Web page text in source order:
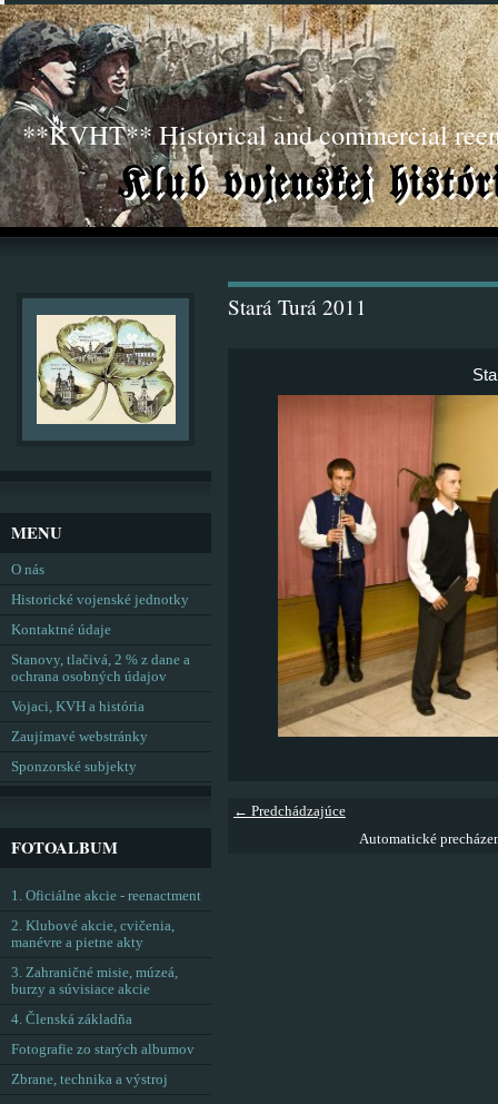
**KVHT** Historical and commercial
Stará Turá 2011
← Predchádzajúce
Automatické
MENU
O nás
Historické vojenské jednotky
Kontaktné údaje
Stanovy, tlačivá, 2 % z dane a
ochrana osobných údajov
Vojaci, KVH a história
Zaujímavé webstránky
Sponzorské subjekty
FOTOALBUM
1. Oficiálne akcie - reenactment
2. Klubové akcie, cvičenia,
manévre a pietne akty
3. Zahraničné misie, múzeá,
burzy a súvisiace akcie
4. Členská základňa
Fotografie zo starých albumov
Zbrane, technika a výstroj